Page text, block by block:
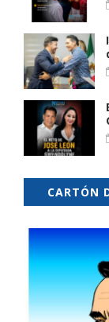
CARTÓN